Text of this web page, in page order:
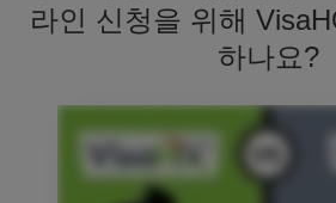
라인 신청을 위해
하나요?